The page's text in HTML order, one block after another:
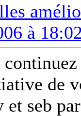
à
de
et seb